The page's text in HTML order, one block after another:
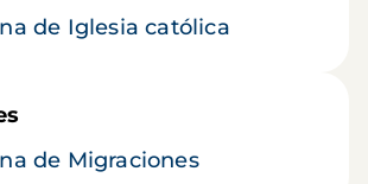
de Iglesia católica
de Migraciones